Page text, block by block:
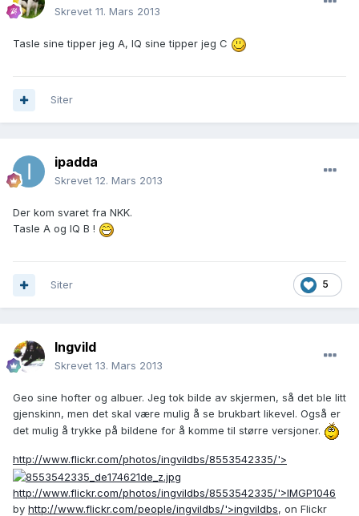
Skrevet 11. Mars 2013
Tasle sine tipper jeg A, IQ sine tipper jeg C
Siter
ipadda
Skrevet 12. Mars 2013
Der kom svaret fra NKK.
Tasle A og IQ B !
5
Siter
Ingvild
Skrevet 13. Mars 2013
Geo sine hofter og albuer. Jeg tok bilde av skjermen, så det ble litt
gjenskinn, men det skal være mulig å se brukbart likevel. Også er
det mulig å trykke på bildene for å komme til større versjoner.
http://www.flickr.com/photos/ingvildbs/8553542335/'>
http://www.flickr.com/photos/ingvildbs/8553542335/'>IMGP1046
by http://www.flickr.com/people/ingvildbs/'>ingvildbs, on Flickr